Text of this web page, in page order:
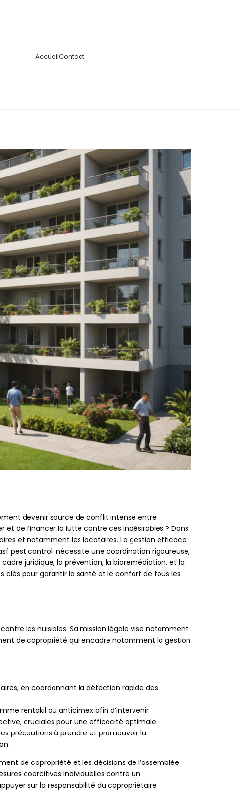
AccueilContact
devenir source de conflit intense entre
et de financer la lutte contre ces indésirables ? Dans
et notamment les locataires. La gestion efficace
pest control, nécessite une coordination rigoureuse,
juridique, la prévention, la bioremédiation, et la
clés pour garantir la santé et le confort de tous les
les nuisibles. Sa mission légale vise notamment
de copropriété qui encadre notamment la gestion
en coordonnant la détection rapide des
rentokil ou anticimex afin d’intervenir
cruciales pour une efficacité optimale.
précautions à prendre et promouvoir la
de copropriété et les décisions de l’assemblée
coercitives individuelles contre un
sur la responsabilité du copropriétaire